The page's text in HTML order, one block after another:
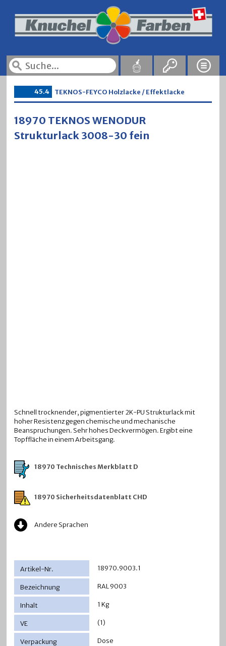
45.4 TEKNOS-FEYCO Holzlacke / Effektlacke
18970 TEKNOS WENODUR
Strukturlack 3008-30 fein
Schnell trocknender, pigmentierter 2K-PU Strukturlack mit
hoher Resistenz gegen chemische und mechanische
Beanspruchungen. Sehr hohes Deckvermögen. Ergibt eine
Topffläche in einem Arbeitsgang.
18970 Technisches Merkblatt D
18970 Sicherheitsdatenblatt CHD
Andere Sprachen
18970.9003.1
RAL 9003
1 Kg
(1)
Dose